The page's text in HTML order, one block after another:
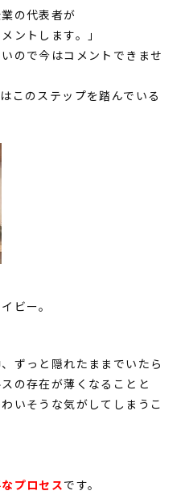
の代表者が
トします。」
で今はコメントできませ
のステップを踏んでいる
ビー。
っと隠れたままでいたら
存在が薄くなることと
そうな気がしてしまうこ
プロセスです。